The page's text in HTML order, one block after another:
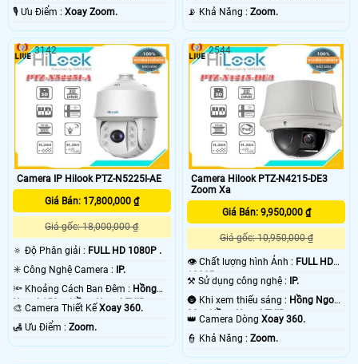
️🎙 Ưu Điểm : Xoay Zoom.
️📡 Khả Năng :Zoom.
Camera IP Hilook PTZ-N5225I-AE
Giá Bán: 17,800,000 ₫
Giá gốc: 18,000,000 ₫
🔅 Độ Phân giải : FULL HD 1080P .
✳️ Công Nghệ Camera :
IP.
🔦 Khoảng Cách Ban Đêm : Hồng
Ngoại 150m Hồng Ngoại EXIR.
🎨 Camera Thiết Kế Xoay 360.
️🛃 Ưu Điểm : Zoom.
3142
Camera Hilook PTZ-N4215-DE3
Zoom Xa
Giá Bán: 9,950,000 ₫
Giá gốc: 10,950,000 ₫
👁 Chất lượng hình Ảnh : FULL HD
1080P .
⚒ Sử dụng công nghệ :
IP.
🌚 Khi xem thiếu sáng : Hồng Ngoại
30m Hồng Ngoại EXIR.
👑 Camera DòngXoay 360.
️👮 Khả Năng :Zoom.
2544